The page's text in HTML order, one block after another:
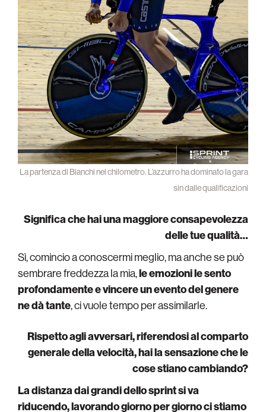
La partenza di Bianchi nel chilometro. L’azzurro ha dominato la gara
sin dalle qualificazioni
Significa che hai una maggiore consapevolezza
delle tue qualità…
Sì, comincio a conoscermi meglio, ma anche se può
sembrare freddezza la mia,le emozioni le sento
profondamente e vincere un evento del genere
ne dà tante, ci vuole tempo per assimilarle.
Rispetto agli avversari, riferendosi al comparto
generale della velocità, hai la sensazione che le
cose stiano cambiando?
La distanza dai grandi dello sprint si va
riducendo, lavorando giorno per giorno ci stiamo